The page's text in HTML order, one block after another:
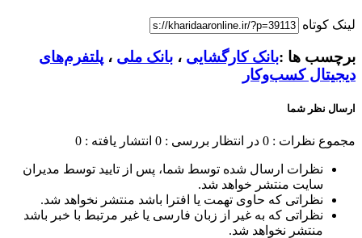
لینک کوتاه
برچسب ها :بانک کارگشایی ، بانک ملی ، پلتفرم‌های
دیجیتال کسب‌وکار
ارسال نظر شما
مجموع نظرات : 0 در انتظار بررسی : 0 انتشار یافته : 0
نظرات ارسال شده توسط شما، پس از تایید توسط مدیران
سایت منتشر خواهد شد.
نظراتی که حاوی تهمت یا افترا باشد منتشر نخواهد شد.
نظراتی که به غیر از زبان فارسی یا غیر مرتبط با خبر باشد
منتشر نخواهد شد.